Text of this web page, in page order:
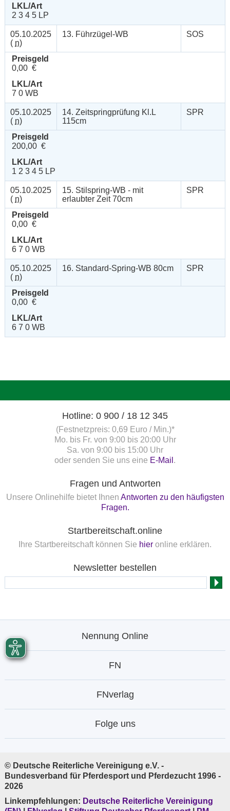
LKL/Art
2 3 4 5 LP
05.10.2025
( n)
13. Führzügel-WB SOS
Preisgeld
0,00 €
LKL/Art
7 0 WB
05.10.2025
( n)
14. Zeitspringprüfung Kl.L
115cm
SPR
Preisgeld
200,00 €
LKL/Art
1 2 3 4 5 LP
05.10.2025
( n)
15. Stilspring-WB - mit
erlaubter Zeit 70cm
SPR
Preisgeld
0,00 €
LKL/Art
6 7 0 WB
05.10.2025
( n)
16. Standard-Spring-WB 80cm SPR
Preisgeld
0,00 €
LKL/Art
6 7 0 WB
Hotline: 0 900 / 18 12 345
(Festnetzpreis: 0,69 Euro / Min.)*
Mo. bis Fr. von 9:00 bis 20:00 Uhr
Sa. von 9:00 bis 15:00 Uhr
oder senden Sie uns eine E-Mail .
Fragen und Antworten
Unsere Onlinehilfe bietet Ihnen Antworten zu den häufigsten
Fragen.
Startbereitschaft.online
Ihre Startbereitschaft können Sie hier online erklären.
Newsletter bestellen
Nennung Online
FN
FNverlag
Folge uns
© Deutsche Reiterliche Vereinigung e.V. -
Bundesverband für Pferdesport und Pferdezucht 1996 -
2026
Linkempfehlungen: Deutsche Reiterliche Vereinigung